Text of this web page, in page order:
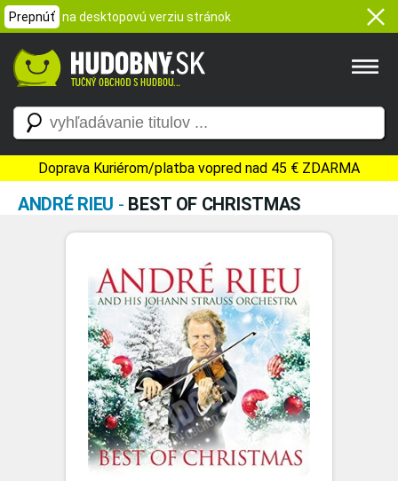
Prepnúť na desktopovú verziu stránok
Doprava Kuriérom/platba vopred nad 45 € ZDARMA
ANDRÉ RIEU - BEST OF CHRISTMAS